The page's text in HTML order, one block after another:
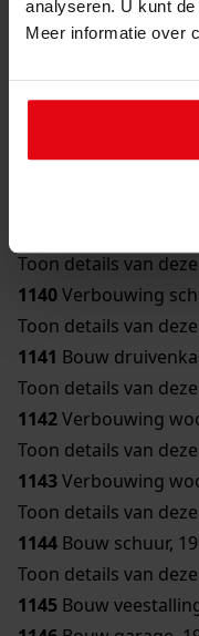
analyseren. U kunt
Meer informatie over
Toon details van
1136Bouw
Toon details van
1137Bouw schuur,
Toon details van
Toon details van
Toon details van
1140Verbouwing
Toon details van
1141 Bouw
Toon details van
1142Verbouwing
Toon details van
1143Verbouwing
Toon details van
1144 Bouw schuur,
Toon details van
1145 Bouw